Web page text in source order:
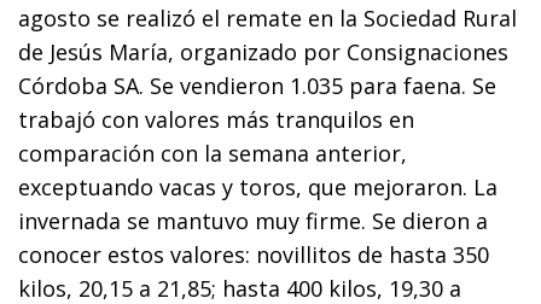
agosto se realizó el remate en la Sociedad Rural
de Jesús María, organizado por Consignaciones
Córdoba SA. Se vendieron 1.035 para faena. Se
trabajó con valores más tranquilos en
comparación con la semana anterior,
exceptuando vacas y toros, que mejoraron. La
invernada se mantuvo muy firme. Se dieron a
conocer estos valores: novillitos de hasta 350
kilos, 20,15 a 21,85; hasta 400 kilos, 19,30 a